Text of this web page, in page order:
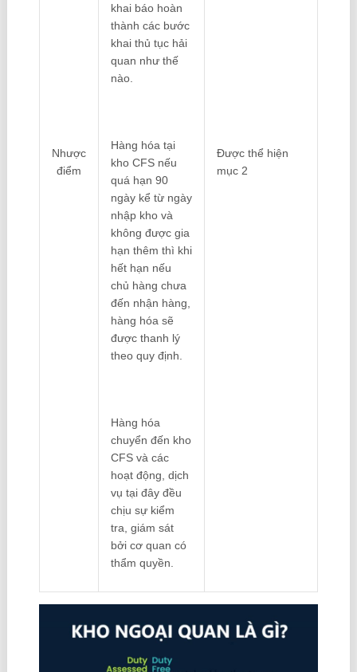
Nhược
điểm
khai báo hoàn
thành các bước
khai thủ tục hải
quan như thế
nào.
Hàng hóa tại
kho CFS nếu
quá hạn 90
ngày kể từ ngày
nhập kho và
không được gia
hạn thêm thì khi
hết hạn nếu
chủ hàng chưa
đến nhận hàng,
hàng hóa sẽ
được thanh lý
theo quy định.
Hàng hóa
chuyển đến kho
CFS và các
hoạt động, dịch
vụ tại đây đều
chịu sự kiểm
tra, giám sát
bởi cơ quan có
thẩm quyền.
Được thể hiện
mục 2